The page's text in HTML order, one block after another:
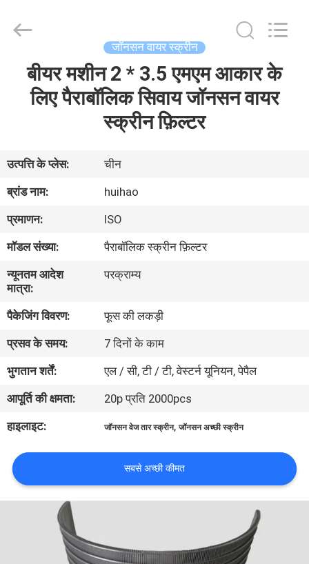
हमारे
बारे
में
कारखाने
का
दौरा
गुणवत्ता
नियंत्रण
हमसे
करें
Mesh
Product
Reserved.
जॉनसन वायर स्क्रीन
बीयर मशीन 2 * 3.5 एमएम आकार के
लिए पैराबॉलिक सिवाय जॉनसन वायर
स्क्रीन फ़िल्टर
उत्पत्ति के प्लेस:
चीन
ब्रांड नाम:
huihao
प्रमाणन:
ISO
मॉडल संख्या:
पैराबॉलिक स्क्रीन फ़िल्टर
न्यूनतम आदेश
मात्रा:
परक्राम्य
पैकेजिंग विवरण:
फूस की लकड़ी
प्रसव के समय:
7 दिनों के काम
भुगतान शर्तें:
एल / सी, टी / टी, वेस्टर्न यूनियन, पेपैल
आपूर्ति की क्षमता:
20p प्रति 2000pcs
हाइलाइट:
जॉनसन वेज तार स्क्रीन,जॉनसन अच्छी स्क्रीन
सबसे अच्छी कीमत